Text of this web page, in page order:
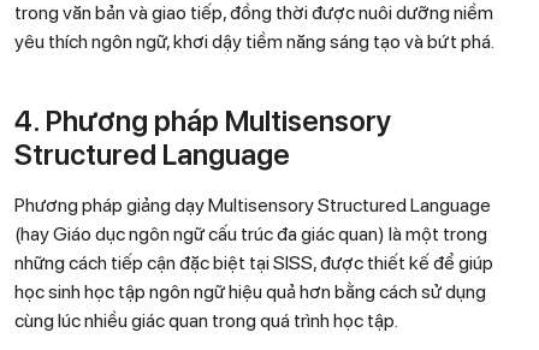
trong văn bản và giao tiếp, đồng thời được nuôi dưỡng niềm
yêu thích ngôn ngữ, khơi dậy tiềm năng sáng tạo và bứt phá.
4. Phương pháp Multisensory
Structured Language
Phương pháp giảng dạy Multisensory Structured Language
(hay Giáo dục ngôn ngữ cấu trúc đa giác quan) là một trong
những cách tiếp cận đặc biệt tại SISS, được thiết kế để giúp
học sinh học tập ngôn ngữ hiệu quả hơn bằng cách sử dụng
cùng lúc nhiều giác quan trong quá trình học tập.